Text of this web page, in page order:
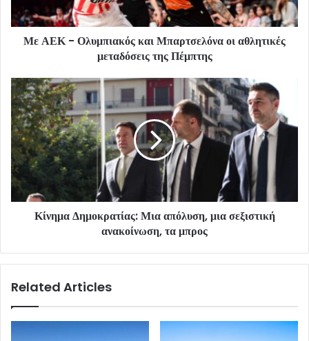
Με ΑΕΚ - Ολυμπιακός και Μπαρτσελόνα οι αθλητικές
μεταδόσεις της Πέμπτης
Κίνημα Δημοκρατίας: Μια απόλυση, μια σεξιστική
ανακοίνωση, τα μπρος
Related Articles